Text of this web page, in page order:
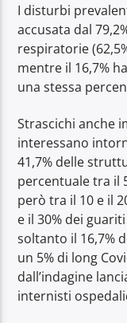
Radio Dolomiti
I disturbi
accusata dal
respiratorie
mentre il 16,7%
una stessa
Strascichi anche
interessano
41,7% delle
percentuale tra il
però tra il 10 e il
e il 30% dei
soltanto il 16,7%
un 5% di long
dall’indagine
internisti